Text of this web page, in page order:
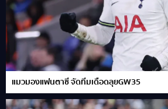
แมวมองแฟนตาซี จัดทีมเดือดลุยGW35